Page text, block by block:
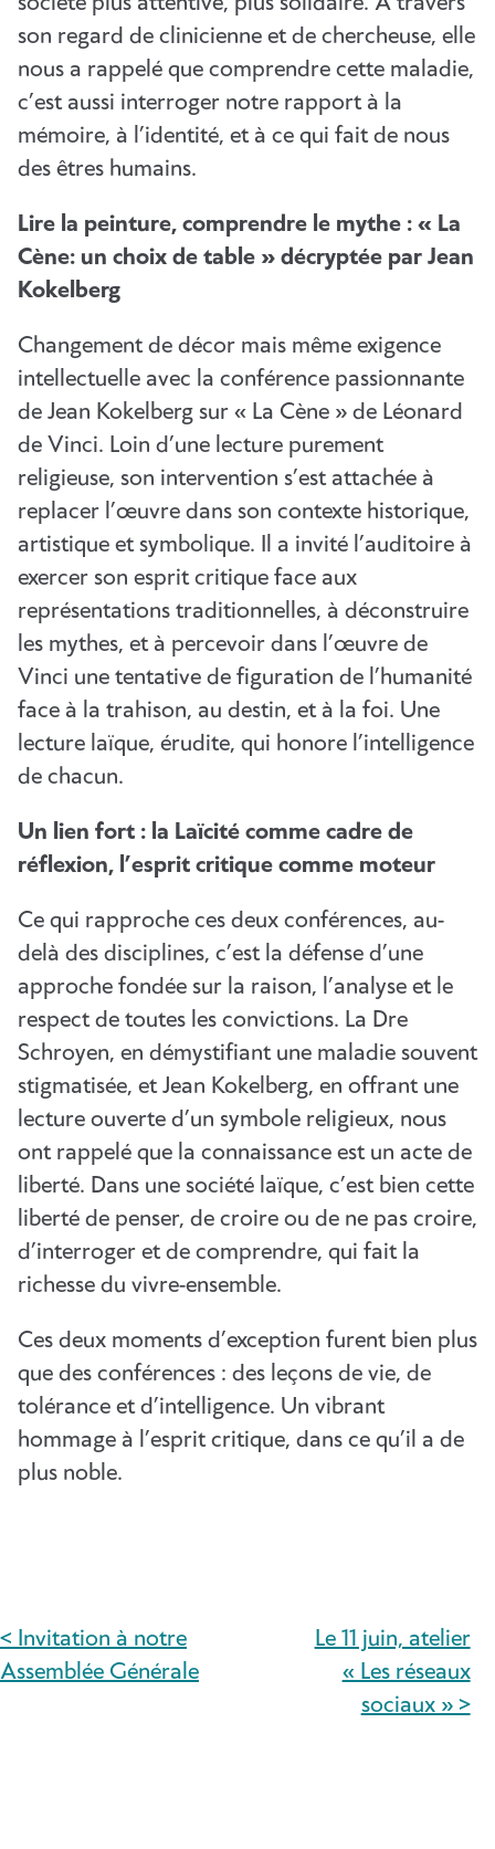
son regard de clinicienne et de chercheuse, elle
nous a rappelé que comprendre cette maladie,
c’est aussi interroger notre rapport à la
mémoire, à l’identité, et à ce qui fait de nous
des êtres humains.
Lire la peinture, comprendre le mythe : « La
Cène: un choix de table » décryptée par Jean
Kokelberg
Changement de décor mais même exigence
intellectuelle avec la conférence passionnante
de Jean Kokelberg sur « La Cène » de Léonard
de Vinci. Loin d’une lecture purement
religieuse, son intervention s’est attachée à
replacer l’œuvre dans son contexte historique,
artistique et symbolique. Il a invité l’auditoire à
exercer son esprit critique face aux
représentations traditionnelles, à déconstruire
les mythes, et à percevoir dans l’œuvre de
Vinci une tentative de figuration de l’humanité
face à la trahison, au destin, et à la foi. Une
lecture laïque, érudite, qui honore l’intelligence
de chacun.
Un lien fort : la Laïcité comme cadre de
réflexion, l’esprit critique comme moteur
Ce qui rapproche ces deux conférences, au-
delà des disciplines, c’est la défense d’une
approche fondée sur la raison, l’analyse et le
respect de toutes les convictions. La Dre
Schroyen, en démystifiant une maladie souvent
stigmatisée, et Jean Kokelberg, en offrant une
lecture ouverte d’un symbole religieux, nous
ont rappelé que la connaissance est un acte de
liberté. Dans une société laïque, c’est bien cette
liberté de penser, de croire ou de ne pas croire,
d’interroger et de comprendre, qui fait la
richesse du vivre-ensemble.
Ces deux moments d’exception furent bien plus
que des conférences : des leçons de vie, de
tolérance et d’intelligence. Un vibrant
hommage à l’esprit critique, dans ce qu’il a de
plus noble.
NAVIGATION
< Invitation à notre
Assemblée Générale
Le 11 juin, atelier
« Les réseaux
sociaux » >